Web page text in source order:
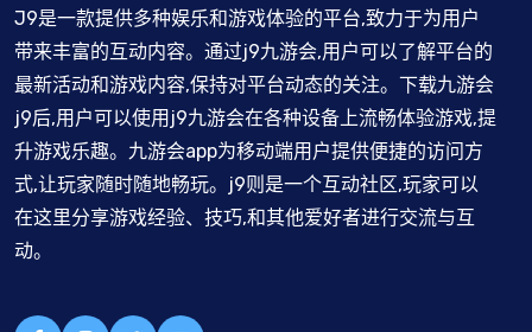
J9是一款提供多种娱乐和游戏体验的平台,致力于为用户
带来丰富的互动内容。通过j9九游会,用户可以了解平台的
最新活动和游戏内容,保持对平台动态的关注。下载九游会
j9后,用户可以使用j9九游会在各种设备上流畅体验游戏,提
升游戏乐趣。九游会app为移动端用户提供便捷的访问方
式,让玩家随时随地畅玩。j9则是一个互动社区,玩家可以
在这里分享游戏经验、技巧,和其他爱好者进行交流与互
动。